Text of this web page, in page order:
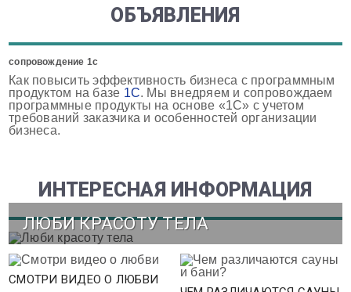
ОБЪЯВЛЕНИЯ
сопровождение 1с
Как повысить эффективность бизнеса с программным
продуктом на базе 1С. Мы внедряем и сопровождаем
программные продукты на основе «1С» с учетом
требований заказчика и особенностей организации
бизнеса.
ИНТЕРЕСНАЯ ИНФОРМАЦИЯ
ЛЮБИ КРАСОТУ ТЕЛА
СМОТРИ ВИДЕО О ЛЮБВИ